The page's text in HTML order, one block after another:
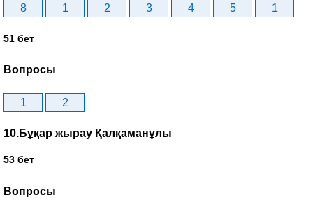
8
1 2 3 4 5 1
51 бет
Вопросы
1 2
10.Бұқар жырау Қалқаманұлы
53 бет
Вопросы